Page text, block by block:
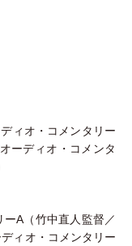
ィオ・コメンタリー
ーディオ・コメンタ
A（竹中直人監督／
ィオ・コメンタリー